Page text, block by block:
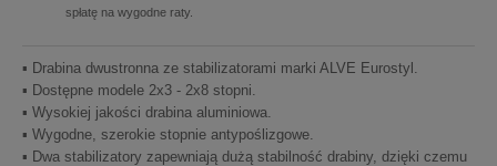
spłatę na wygodne raty.
▪ Drabina dwustronna ze stabilizatorami marki ALVE Eurostyl.
▪ Dostępne modele 2x3 - 2x8 stopni.
▪ Wysokiej jakości drabina aluminiowa.
▪ Wygodne, szerokie stopnie antypoślizgowe.
▪ Dwa stabilizatory zapewniają dużą stabilność drabiny, dzięki czemu